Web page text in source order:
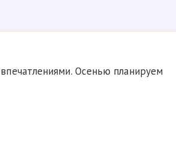
Осенью планируем